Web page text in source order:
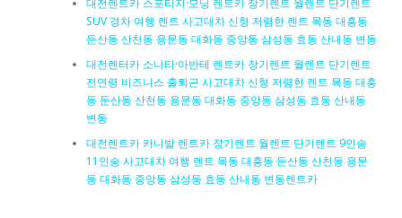
대전렌트카 스포티지·모닝 렌트카 장기렌트 월렌트 단기렌트
SUV 경차 여행 렌트 사고대차 신형 저렴한 렌트 목동 대흥동
둔산동 산천동 용문동 대화동 중앙동 삼성동 효동 산내동 변동
대전렌터카 소나타·아반테 렌트카 장기렌트 월렌트 단기렌트
전연령 비즈니스 출퇴근 사고대차 신형 저렴한 렌트 목동 대흥
동 둔산동 산천동 용문동 대화동 중앙동 삼성동 효동 산내동
변동
대전렌트카 카니발 렌트카 장기렌트 월렌트 단기렌트 9인승
11인승 사고대차 여행 렌트 목동 대흥동 둔산동 산천동 용문
동 대화동 중앙동 삼성동 효동 산내동 변동렌트카